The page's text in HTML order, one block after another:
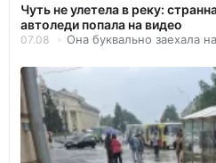
Чуть не улетела в реку:
автоледи попала на видео
07.08 Она буквально заехала